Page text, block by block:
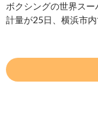
ボクシングの世界ス
計量が25日、横浜市